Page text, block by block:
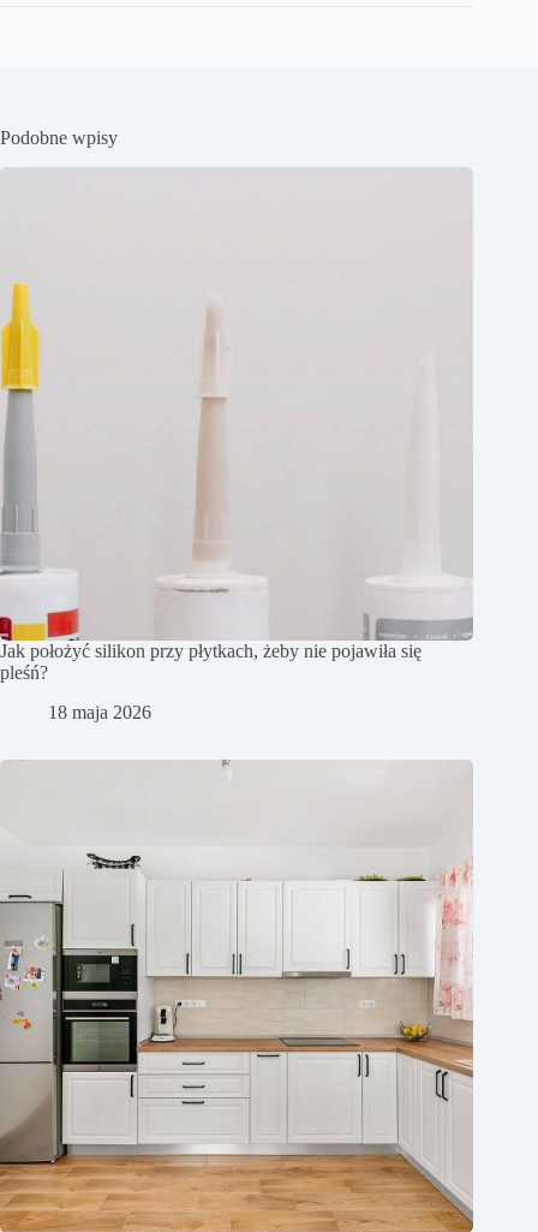
Podobne wpisy
Jak położyć silikon przy płytkach, żeby nie pojawiła się
pleśń?
18 maja 2026